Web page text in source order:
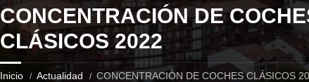
CONCENTRACIÓN DE
CLÁSICOS 2022
Inicio Actualidad CONCENTRACIÓN DE COCHES CLÁSICOS